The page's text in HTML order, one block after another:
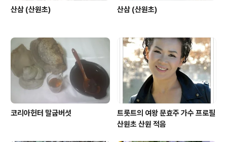
산삼 (산원초) 산삼 (산원초)
코리아헌터 말굽버섯
트롯트의 여왕 문효주 가수 프로필
산원초 산원 적음